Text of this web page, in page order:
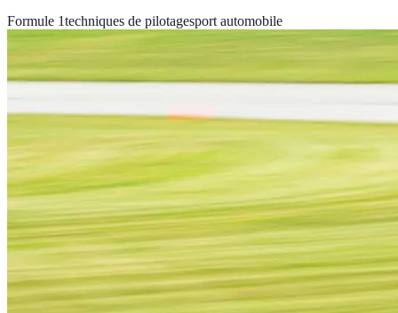
Formule 1techniques de pilotagesport automobile